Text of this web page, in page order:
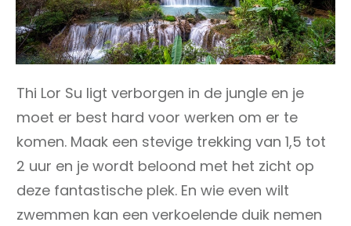
Thi Lor Su ligt verborgen in de jungle en je
moet er best hard voor werken om er te
komen. Maak een stevige trekking van 1,5 tot
2 uur en je wordt beloond met het zicht op
deze fantastische plek. En wie even wilt
zwemmen kan een verkoelende duik nemen